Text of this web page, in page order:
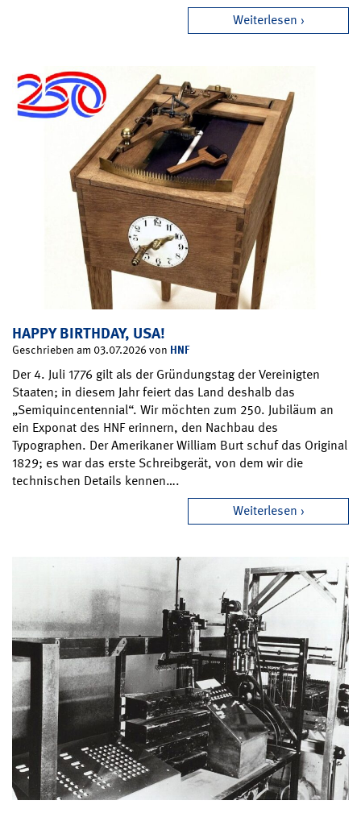
Weiterlesen
HAPPY BIRTHDAY, USA!
Geschrieben am 03.07.2026 von HNF
Der 4. Juli 1776 gilt als der Gründungstag der Vereinigten
Staaten; in diesem Jahr feiert das Land deshalb das
„Semiquincentennial“. Wir möchten zum 250. Jubiläum an
ein Exponat des HNF erinnern, den Nachbau des
Typographen. Der Amerikaner William Burt schuf das Original
1829; es war das erste Schreibgerät, von dem wir die
technischen Details kennen….
Weiterlesen